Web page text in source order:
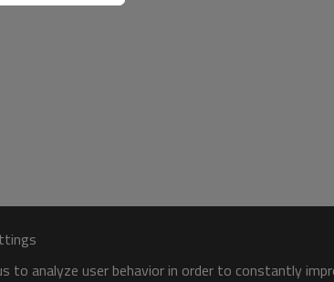
to analyze user behavior in order to constantly